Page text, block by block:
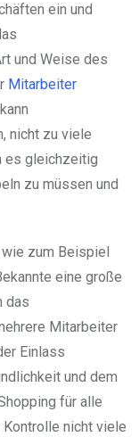
ein und
und Weise des
Mitarbeiter
nicht zu viele
es gleichzeitig
zu müssen und
zum Beispiel
eine große
das
Mitarbeiter
Einlass
und dem
für alle
nicht viele